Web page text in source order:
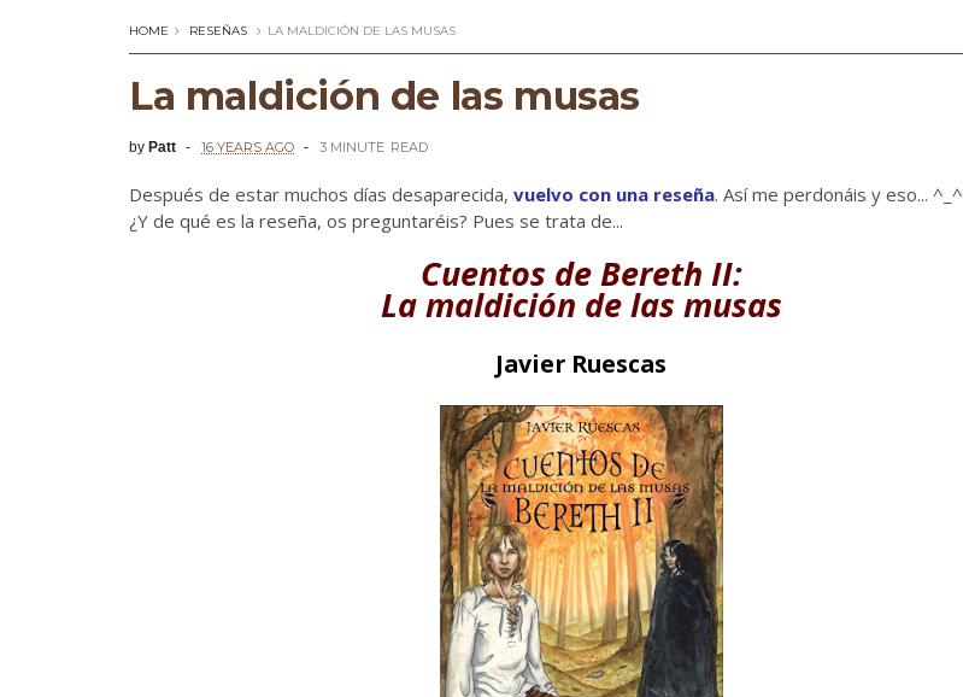
HOME RESEÑAS LA MALDICIÓN DE LAS MUSAS
La maldición de las musas
by Patt 16 YEARS AGO 3 MINUTE READ
Después de estar muchos días desaparecida, vuelvo con una reseña. Así me perdonáis y eso... ^_^
¿Y de qué es la reseña, os preguntaréis? Pues se trata de...
Cuentos de Bereth II:
La maldición de las musas
Javier Ruescas